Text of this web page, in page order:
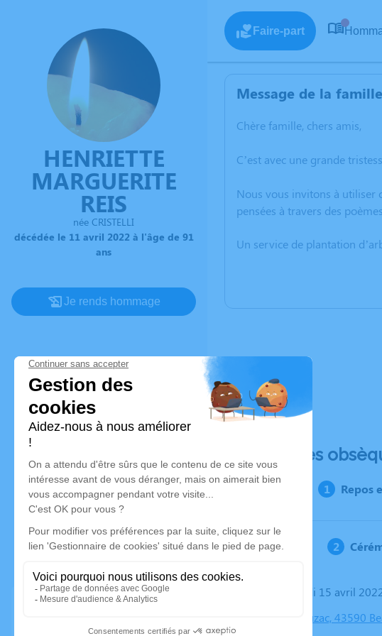
HENRIETTE
MARGUERITE
REIS
née CRISTELLI
décédée le 11 avril 2022 à l'âge de 91
ans
Je rends hommage
Faire-part
Message de la famille
Chère famille, chers amis,
C’est avec une grande
Nous vous invitons à utiliser
pensées à travers des
Un service de plantation
Déroulé des
Repos
Le vendredi 15 avril
Église Beauzac, 43590